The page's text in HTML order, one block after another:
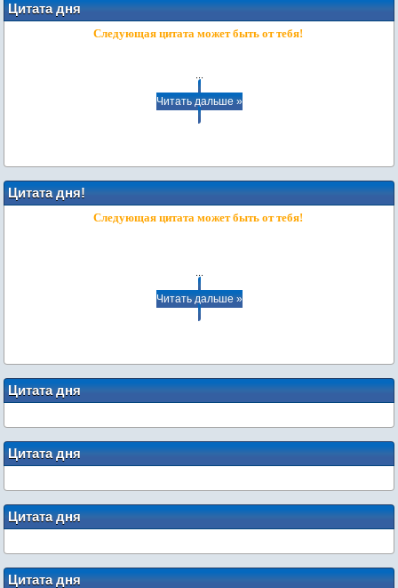
Цитата дня
Следующая цитата может быть от тебя!
Читать дальше »
Цитата дня!
Следующая цитата может быть от тебя!
Читать дальше »
Цитата дня
Цитата дня
Цитата дня
Цитата дня